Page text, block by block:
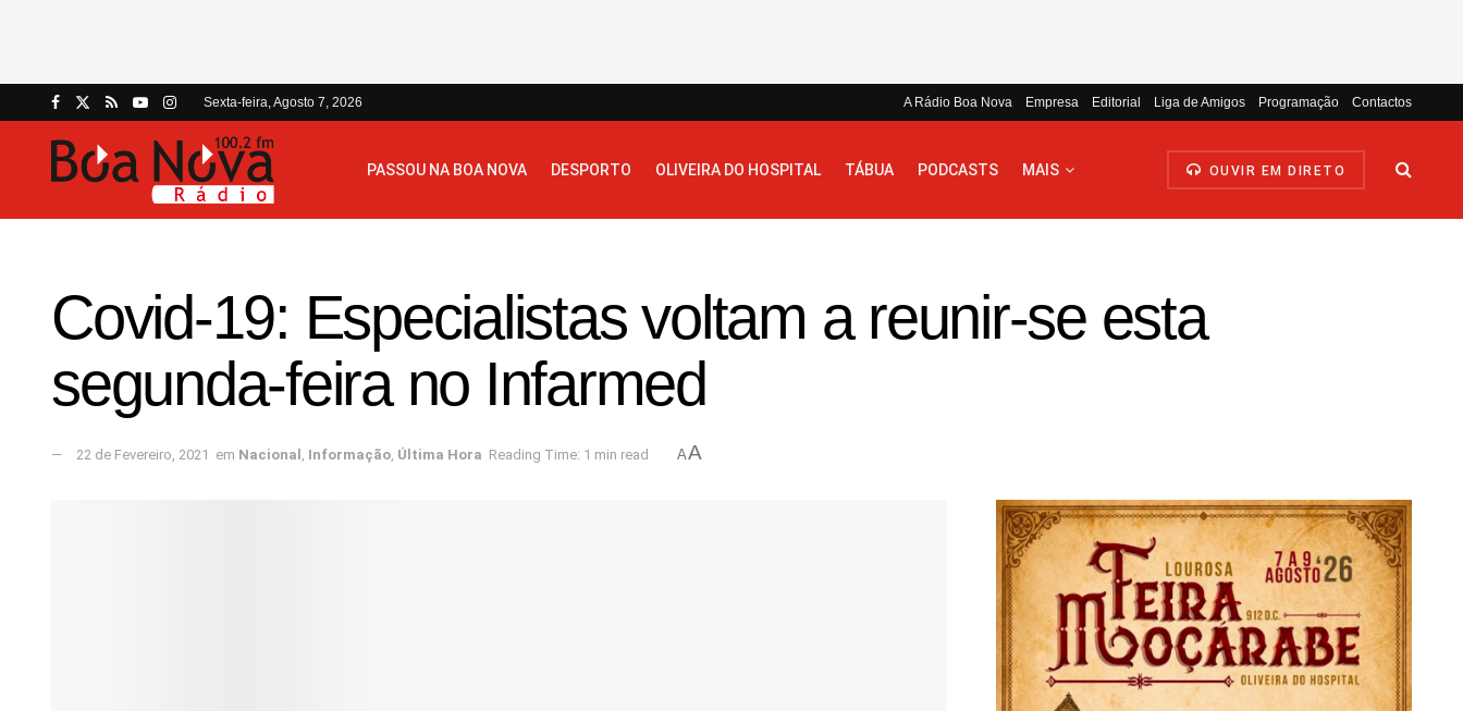
Sexta-feira, Agosto 7, 2026 A Rádio Boa Nova Empresa Editorial Liga de Amigos Programação Contactos
PASSOU NA BOA NOVA DESPORTO OLIVEIRA DO HOSPITAL TÁBUA PODCASTS MAIS OUVIR EM DIRETO
Covid-19: Especialistas voltam a reunir-se esta
segunda-feira no Infarmed
22 de Fevereiro, 2021 em Nacional , Informação, Última Hora Reading Time: 1 min read AA